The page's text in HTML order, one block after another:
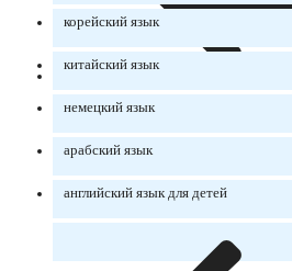
корейский язык
китайский язык
немецкий язык
арабский язык
английский язык для детей